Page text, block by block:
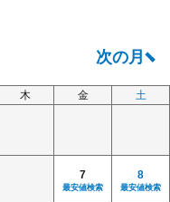
木 金 土
7
最安値検索
8
最安値検索